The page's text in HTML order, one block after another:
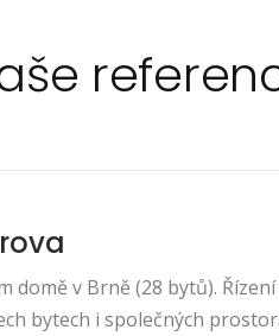
domě v Brně (28 bytů).
bytech i společných